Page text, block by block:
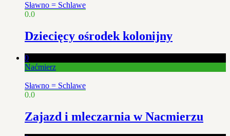
Sławno = Schlawe
0.0
Dziecięcy ośrodek kolonijny
0
Naćmierz
Sławno = Schlawe
0.0
Zajazd i mleczarnia w Nacmierzu